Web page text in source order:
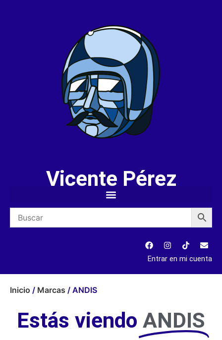
Vicente Pérez
Entrar en mi cuenta
Inicio / Marcas / ANDIS
Estás viendo ANDIS